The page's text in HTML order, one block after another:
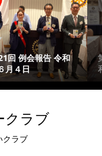
回 例会報告 令和
月４日
クラブ
クラブ